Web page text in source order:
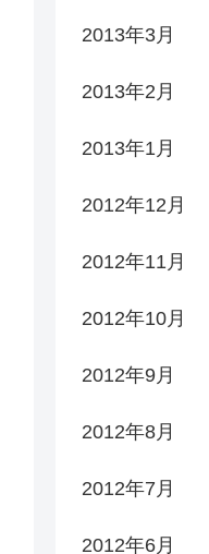
2013年3月
2013年2月
2013年1月
2012年12月
2012年11月
2012年10月
2012年9月
2012年8月
2012年7月
2012年6月